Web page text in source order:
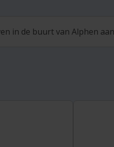
in de buurt van Alphen